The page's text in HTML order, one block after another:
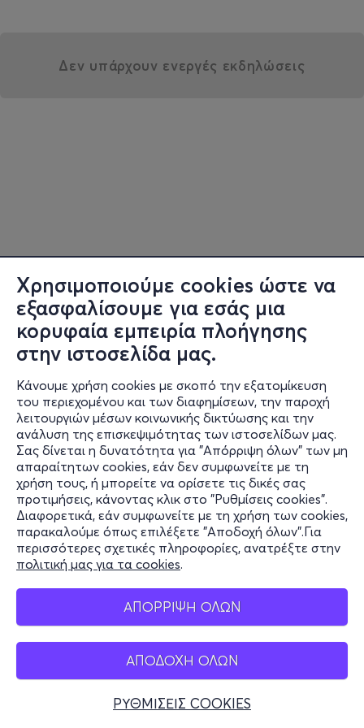
Χρησιμοποιούμε cookies ώστε να
εξασφαλίσουμε για εσάς μια
κορυφαία εμπειρία πλοήγησης
στην ιστοσελίδα μας.
Κάνουμε χρήση cookies με σκοπό την εξατομίκευση
του περιεχομένου και των διαφημίσεων, την παροχή
λειτουργιών μέσων κοινωνικής δικτύωσης και την
ανάλυση της επισκεψιμότητας των ιστοσελίδων μας.
Σας δίνεται η δυνατότητα για "Απόρριψη όλων" των μη
απαραίτητων cookies, εάν δεν συμφωνείτε με τη
χρήση τους, ή μπορείτε να ορίσετε τις δικές σας
προτιμήσεις, κάνοντας κλικ στο "Ρυθμίσεις cookies".
Διαφορετικά, εάν συμφωνείτε με τη χρήση των cookies,
παρακαλούμε όπως επιλέξετε "Αποδοχή όλων".Για
περισσότερες σχετικές πληροφορίες, ανατρέξτε στην
πολιτική μας για τα cookies.
ΑΠΟΡΡΙΨΗ ΟΛΩΝ
ΑΠΟΔΟΧΗ ΟΛΩΝ
ΡΥΘΜΙΣΕΙΣ COOKIES
Δεν υπάρχουν ενεργές εκδηλώσεις